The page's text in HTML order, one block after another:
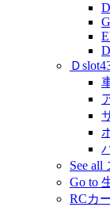
Ｄ
See all
Go to
RCカ